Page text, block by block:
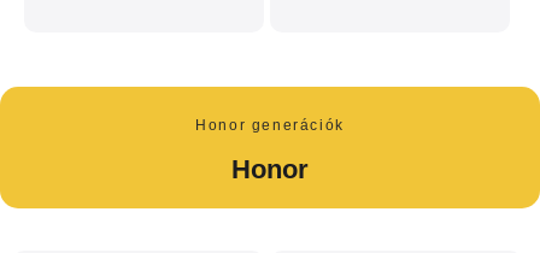
Honor generációk
Honor